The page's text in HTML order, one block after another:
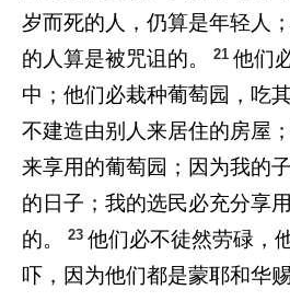
岁而死的人，仍算是年轻人
的人算是被咒诅的。
21 他们
中；他们必栽种葡萄园，吃
不建造由别人来居住的房屋
来享用的葡萄园；因为我的
的日子；我的选民必充分享
的。
23 他们必不徒然劳碌，
吓，因为他们都是蒙耶和华